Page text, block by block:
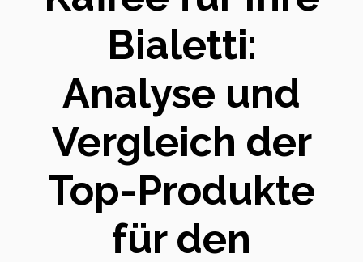
Bialetti:
Analyse und
Vergleich der
Top-Produkte
für den